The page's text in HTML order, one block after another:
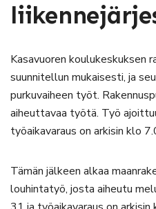
Kasavuoren koulukeskuksen
suunnitellun mukaisesti, ja
purkuvaiheen työt.
aiheuttavaa työtä. Työ
työaikavaraus on arkisin klo
Tämän jälkeen alkaa
louhintatyö, josta aiheutu